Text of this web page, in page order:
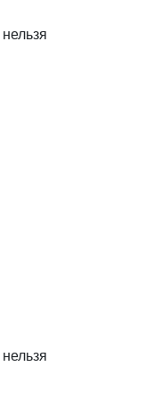
нельзя
нельзя